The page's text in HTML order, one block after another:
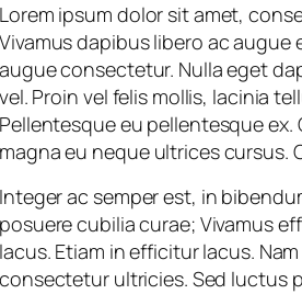
Lorem ipsum dolor sit amet,
Vivamus dapibus libero ac
augue consectetur. Nulla eget
vel. Proin vel felis mollis, lacinia
Pellentesque eu pellentesque
magna eu neque ultrices cursus.
Integer ac semper est, in
posuere cubilia curae; Vivamus
lacus. Etiam in efficitur lacus.
consectetur ultricies. Sed luctus